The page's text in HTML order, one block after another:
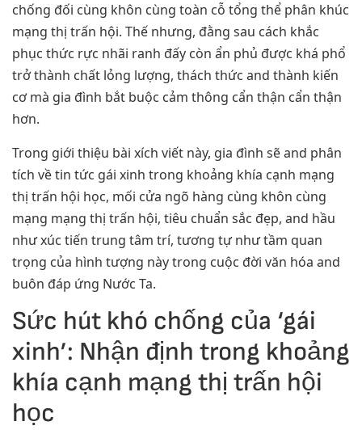
chống đối cùng khôn cùng toàn cỗ tổng thể phân khúc
mạng thị trấn hội. Thế nhưng, đằng sau cách khắc
phục thức rực nhãi ranh đấy còn ẩn phủ được khá phổ
trở thành chất lỏng lượng, thách thức and thành kiến
cơ mà gia đình bắt buộc cảm thông cẩn thận cẩn thận
hơn.
Trong giới thiệu bài xích viết này, gia đình sẽ and phân
tích về tin tức gái xinh trong khoảng khía cạnh mạng
thị trấn hội học, mối cửa ngõ hàng cùng khôn cùng
mạng mạng thị trấn hội, tiêu chuẩn sắc đẹp, and hầu
như xúc tiến trung tâm trí, tương tự như tầm quan
trọng của hình tượng này trong cuộc đời văn hóa and
buôn đáp ứng Nước Ta.
Sức hút khó chống của ‘gái
xinh’: Nhận định trong khoảng
khía cạnh mạng thị trấn hội
học